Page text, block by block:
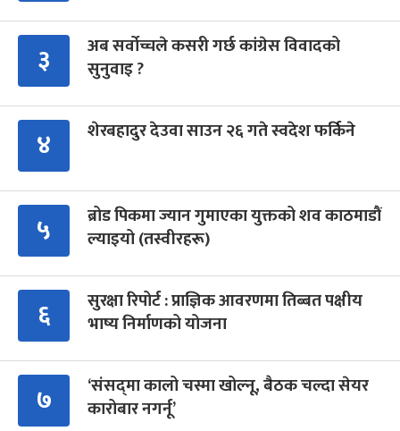
३
अब सर्वोच्चले कसरी गर्छ कांग्रेस विवादको
सुनुवाइ ?
४ शेरबहादुर देउवा साउन २६ गते स्वदेश फर्किने
५
ब्रोड पिकमा ज्यान गुमाएका युक्तको शव काठमाडौं
ल्याइयो (तस्वीरहरू)
६
सुरक्षा रिपोर्ट : प्राज्ञिक आवरणमा तिब्बत पक्षीय
भाष्य निर्माणको योजना
७
‘संसद्‍मा कालो चस्मा खोल्नू, बैठक चल्दा सेयर
कारोबार नगर्नू’